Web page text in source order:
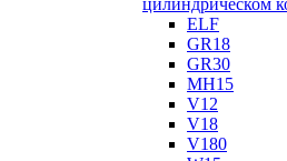
цилиндрическом
ELF
GR18
GR30
MH15
V12
V18
V180